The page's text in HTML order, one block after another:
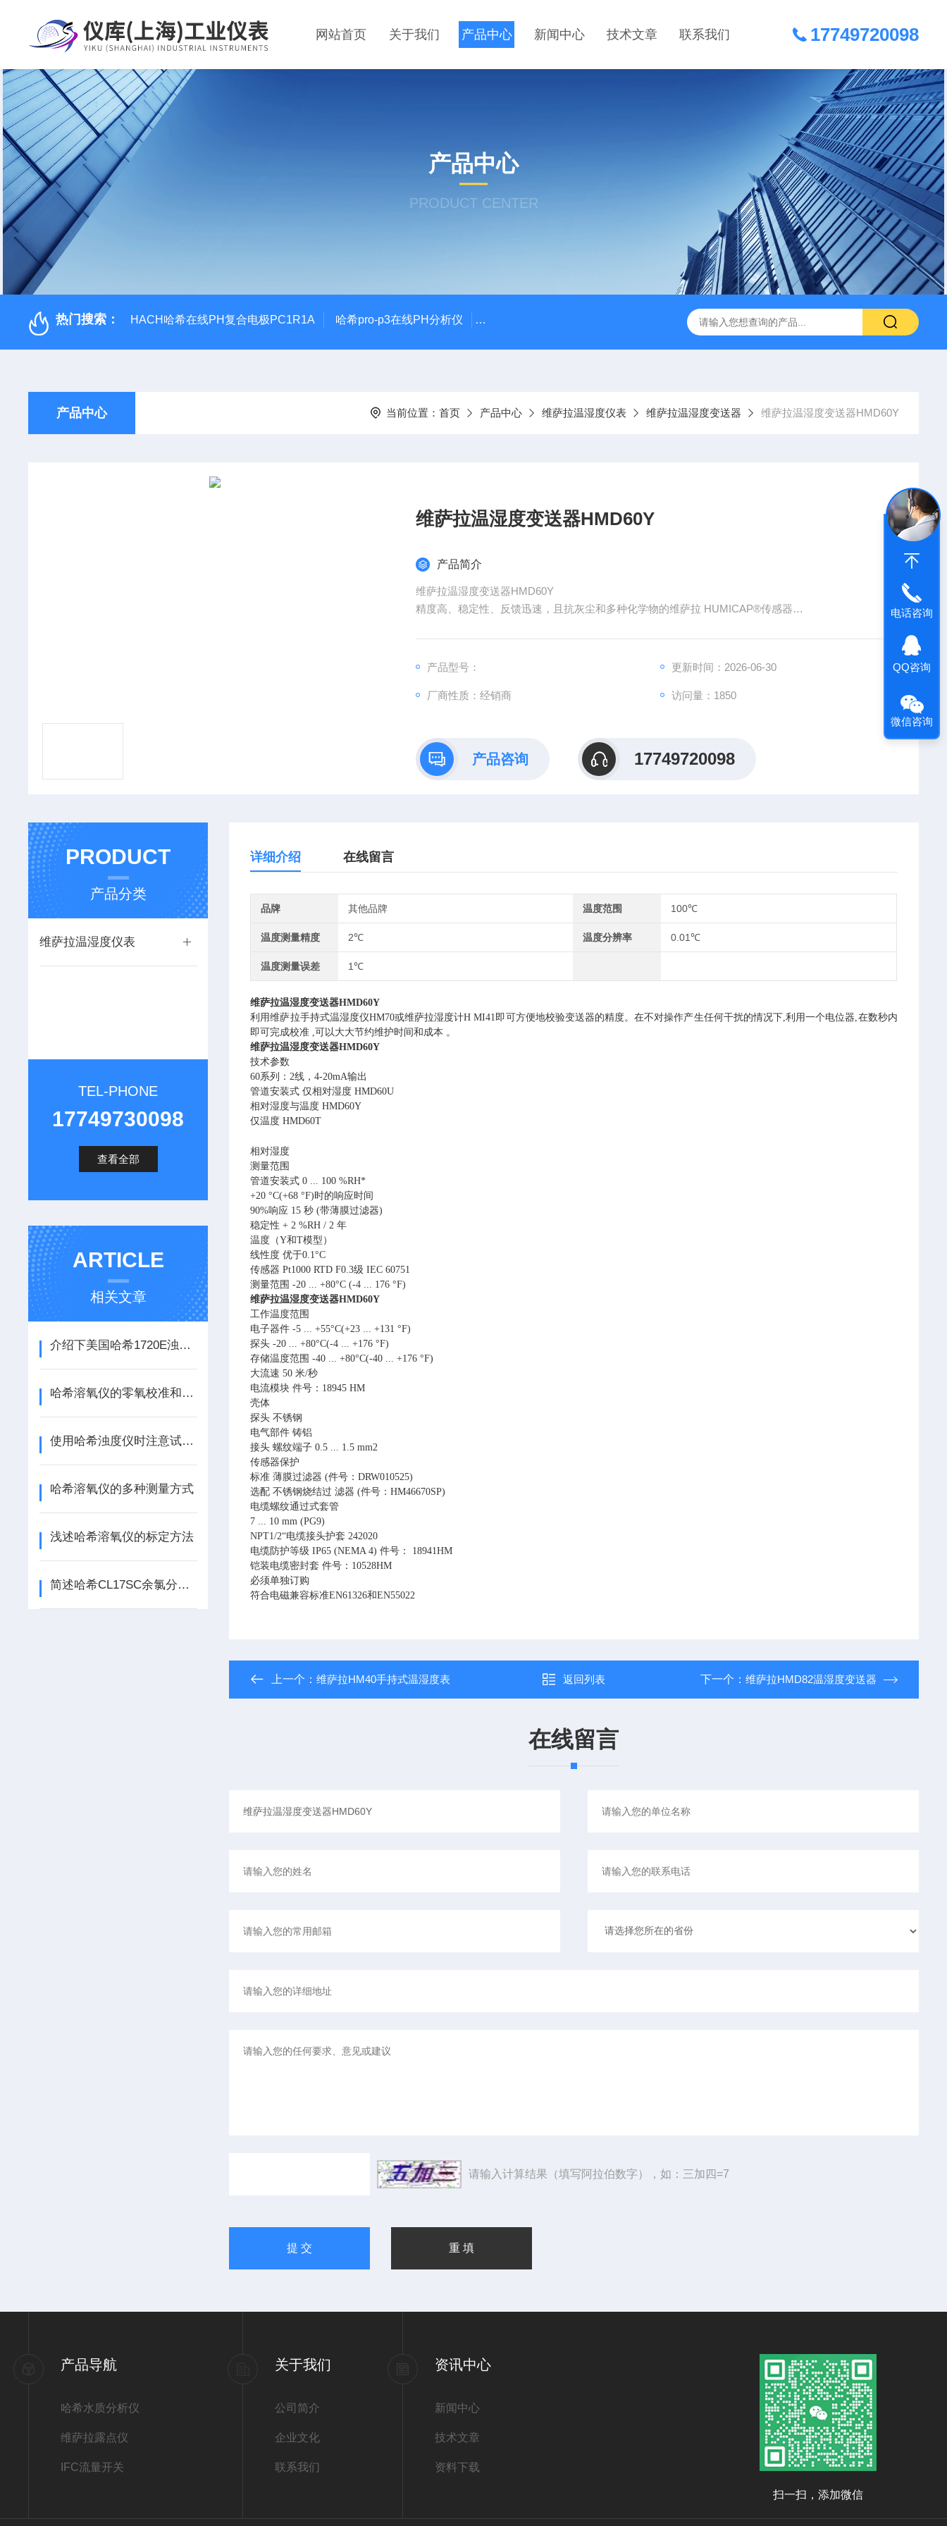
网站首页 关于我们 产品中心 新闻中心 技术文章 联系我们 17749720098
产品中心
PRODUCT CENTER
热门搜索： HACH哈希在线PH复合电极PC1R1A 哈希pro-p3在线PH分析仪 哈希在线PH计电极PD1R1 哈希HQ40D便携式多参数水质分析仪 哈希PD1P1在线PH
产品中心 当前位置： 首页 产品中心 维萨拉温湿度仪表 维萨拉温湿度变送器 维萨拉温湿度变送器HMD60Y
维萨拉温湿度变送器HMD60Y
产品简介
维萨拉温湿度变送器HMD60Y
精度高、稳定性、反馈迅速，且抗灰尘和多种化学物的维萨拉 HUMICAP®传感器
产品型号： 更新时间：2026-06-30
厂商性质：经销商 访问量：1850
产品咨询 17749720098
PRODUCT
产品分类
维萨拉温湿度仪表
TEL-PHONE
17749730098
查看全部
ARTICLE
相关文章
​介绍下美国哈希1720E浊度仪的测量原理以及仪器特点和产品应用
哈希溶氧仪的零氧校准和满度校准介绍
使用哈希浊度仪时注意试剂的保养同样重要
哈希溶氧仪的多种测量方式
浅述哈希溶氧仪的标定方法
简述哈希CL17SC余氯分析仪的常见问题相应解决方法
详细介绍 在线留言
品牌 其他品牌 温度范围 100℃
温度测量精度 2℃ 温度分辨率 0.01℃
温度测量误差 1℃
维萨拉温湿度变送器HMD60Y
利用维萨拉手持式温湿度仪HM70或维萨拉湿度计H MI41即可方便地校验变送器的精度。在不对操作产生任何干扰的情况下,利用一个电位器,在数秒内
即可完成校准 ,可以大大节约维护时间和成本 。​
维萨拉温湿度变送器HMD60Y
技术参数
60系列：2线，4-20mA输出
管道安装式 仅相对湿度 HMD60U
相对湿度与温度 HMD60Y
仅温度 HMD60T
相对湿度
测量范围
管道安装式 0 ... 100 %RH*
​​+20 °C(+68 °F)时的响应时间
90%响应 15 秒 (带薄膜过滤器)
稳定性 + 2 %RH / 2 年
温度（Y和T模型）
线性度 优于0.1°C
传感器 Pt1000 RTD F0.3级 IEC 60751
测量范围 -20 ... +80°C (-4 ... 176 °F)
维萨拉温湿度变送器HMD60Y
工作温度范围
电子器件 -5 ... +55°C(+23 ... +131 °F)
探头 -20 ... +80°C(-4 ... +176 °F)
存储温度范围 -40 ... +80°C(-40 ... +176 °F)
大流速 50 米/秒
电流模块 件号：18945 HM
壳体
探头 不锈钢
电气部件 铸铝
接头 螺纹端子 0.5 ... 1.5 mm2
传感器保护
标准 薄膜过滤器 (件号：DRW010525)
选配 不锈钢烧结过 滤器 (件号：HM46670SP)
电缆螺纹通过式套管
7 ... 10 mm (PG9)
NPT1/2“电缆接头护套 242020
电缆防护等级 IP65 (NEMA 4) 件号： 18941HM
铠装电缆密封套 件号：10528HM
必须单独订购
符合电磁兼容标准EN61326和EN55022
上一个：维萨拉HM40手持式温湿度表 返回列表 下一个： 维萨拉HMD82温湿度变送器
在线留言
请输入计算结果（填写阿拉伯数字），如：三加四=7
产品导航
哈希水质分析仪
维萨拉露点仪
IFC流量开关
关于我们
公司简介
企业文化
联系我们
资讯中心
新闻中心
技术文章
资料下载
扫一扫，添加微信
电话咨询
QQ咨询
微信咨询